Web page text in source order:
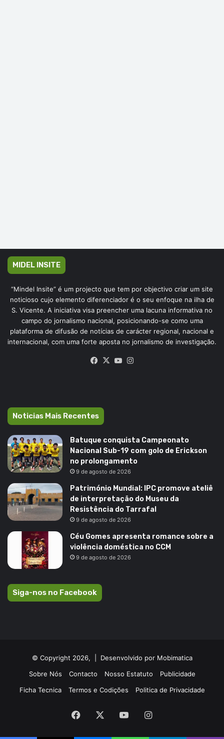
MIDEL INSITE
“Mindel Insite” é um projecto que tem por objectivo criar um site
noticioso cujo elemento diferenciador é o seu enfoque na ilha de
S. Vicente. A iniciativa visa preencher uma lacuna informativa no
campo do jornalismo nacional, posicionando-se como uma
plataforma de difusão de notícias de carácter regional, nacional e
internacional, com uma forte aposta no jornalismo de investigação.
Facebook
X YouTube
Noticias Mais Recentes
Batuque conquista Campeonato
Nacional Sub-19 com golo de Erickson
no prolongamento
9 de agosto de 2026
Património Mundial: IPC promove ateliê
de interpretação do Museu da
Resistência do Tarrafal
9 de agosto de 2026
Céu Gomes apresenta romance sobre a
violência doméstica no CCM
9 de agosto de 2026
Siga-nos no Facebook
© Copyright 2026, | Desenvolvido por Mobimatica
Sobre Nós
Contacto Nosso Estatuto
Publicidade
Ficha Tecnica
Termos e Codições Politica de Privacidade
Facebook YouTubeInstagram